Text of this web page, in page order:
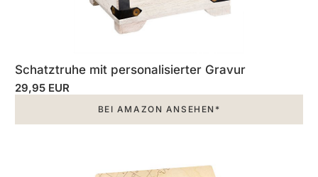
Schatztruhe mit personalisierter Gravur
29,95 EUR
BEI AMAZON ANSEHEN*